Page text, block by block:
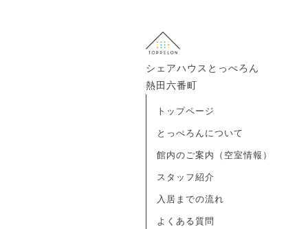
シェアハウスとっぺろん
熱田六番町
トップページ
とっぺろんについて
館内のご案内（空室情報）
スタッフ紹介
入居までの流れ
よくある質問